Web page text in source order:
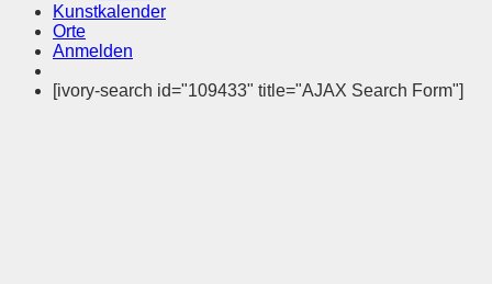
Kunstkalender
Orte
Anmelden
[ivory-search id="109433" title="AJAX Search Form"]